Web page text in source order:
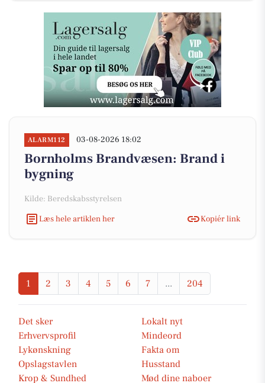
ALARM112 03-08-2026 18:02
Bornholms Brandvæsen: Brand i
bygning
Kilde: Beredskabsstyrelsen
Læs hele artiklen her
Kopiér link
1 2 3 4 5 6 7 ... 204
Det sker
Lokalt nyt
Erhvervsprofil
Mindeord
Lykønskning
Fakta om
Opslagstavlen
Husstand
Krop & Sundhed
Mød dine naboer